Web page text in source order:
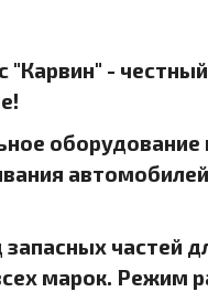
"Карвин" -
оборудование
частей
марок. Режим